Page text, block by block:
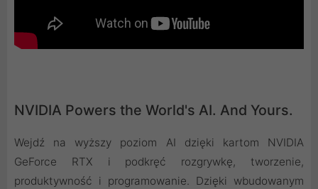
NVIDIA Powers the World's AI. And Yours.
Wejdź na wyższy poziom AI dzięki kartom NVIDIA
GeForce RTX i podkręć rozgrywkę, tworzenie,
produktywność i programowanie. Dzięki wbudowanym